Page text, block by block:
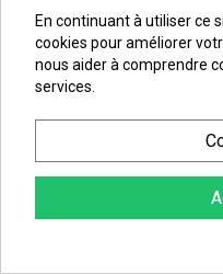
En continuant à utiliser ce
cookies pour améliorer
nous aider à comprendre
services.